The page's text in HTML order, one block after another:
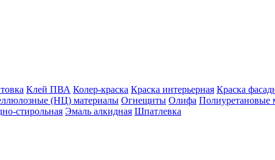
Клей ПВА Колер-краска Краска интерьерная Краска
(НЦ) материалы Огнещиты Олифа Полиуретановые
стирольная Эмаль алкидная Шпатлевка